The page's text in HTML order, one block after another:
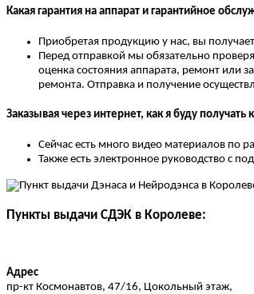
Какая гарантия на аппарат и гарантийное
Приобретая продукцию у нас, вы
Перед отправкой мы обязательно
оценка состояния аппарата, ремонт или
ремонта. Отправка и получение
Заказывая через интернет, как я буду
Сейчас есть много видео материалов по
Также есть электронное руководство с
Пункты выдачи СДЭК в Королеве:
Адрес
пр-кт Космонавтов, 47/16, Цокольный этаж,